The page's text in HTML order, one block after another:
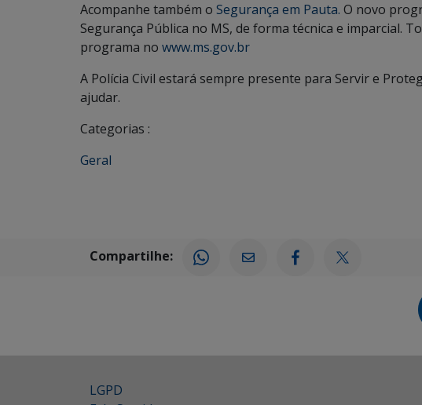
Acompanhe também o Segurança em Pauta. O novo
Segurança Pública no MS, de forma técnica e imparcial.
programa no www.ms.gov.br
A Polícia Civil estará sempre presente para Servir e
ajudar.
Categorias :
Geral
Compartilhe:
LGPD